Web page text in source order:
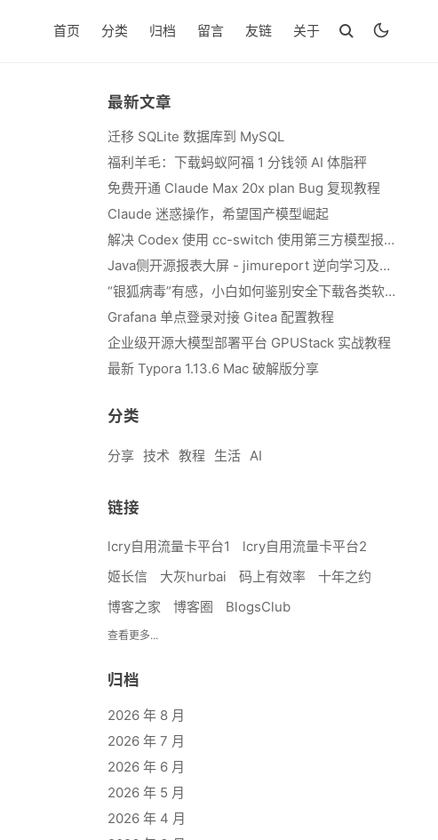
首页 分类 归档 留言 友链 关于
最新文章
迁移 SQLite 数据库到 MySQL
福利羊毛：下载蚂蚁阿福 1 分钱领 AI 体脂秤
免费开通 Claude Max 20x plan Bug 复现教程
Claude 迷惑操作，希望国产模型崛起
解决 Codex 使用 cc-switch 使用第三方模型报错 We&#039;re currently experiencing high demand, which may cause temporary errors.
Java侧开源报表大屏 - jimureport 逆向学习及二开思路
“银狐病毒”有感，小白如何鉴别安全下载各类软件
Grafana 单点登录对接 Gitea 配置教程
企业级开源大模型部署平台 GPUStack 实战教程
最新 Typora 1.13.6 Mac 破解版分享
分类
分享 技术 教程 生活 AI
链接
lcry自用流量卡平台1
lcry自用流量卡平台2
姬长信
大灰hurbai 码上有效率
十年之约
博客之家
博客圈 BlogsClub
查看更多...
归档
2026 年 8 月
2026 年 7 月
2026 年 6 月
2026 年 5 月
2026 年 4 月